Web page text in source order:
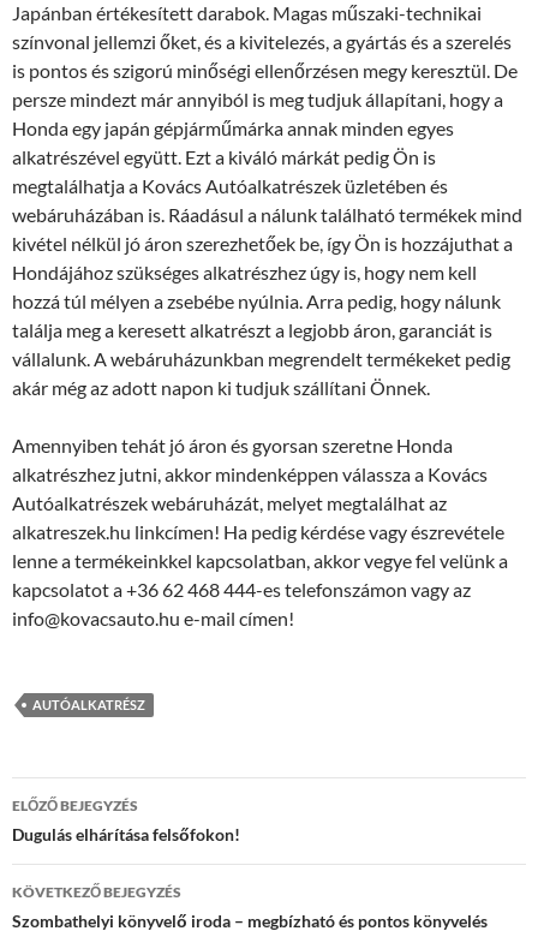
Japánban értékesített darabok. Magas műszaki-technikai
színvonal jellemzi őket, és a kivitelezés, a gyártás és a szerelés
is pontos és szigorú minőségi ellenőrzésen megy keresztül. De
persze mindezt már annyiból is meg tudjuk állapítani, hogy a
Honda egy japán gépjárműmárka annak minden egyes
alkatrészével együtt. Ezt a kiváló márkát pedig Ön is
megtalálhatja a Kovács Autóalkatrészek üzletében és
webáruházában is. Ráadásul a nálunk található termékek mind
kivétel nélkül jó áron szerezhetőek be, így Ön is hozzájuthat a
Hondájához szükséges alkatrészhez úgy is, hogy nem kell
hozzá túl mélyen a zsebébe nyúlnia. Arra pedig, hogy nálunk
találja meg a keresett alkatrészt a legjobb áron, garanciát is
vállalunk. A webáruházunkban megrendelt termékeket pedig
akár még az adott napon ki tudjuk szállítani Önnek.
Amennyiben tehát jó áron és gyorsan szeretne Honda
alkatrészhez jutni, akkor mindenképpen válassza a Kovács
Autóalkatrészek webáruházát, melyet megtalálhat az
alkatreszek.hu linkcímen! Ha pedig kérdése vagy észrevétele
lenne a termékeinkkel kapcsolatban, akkor vegye fel velünk a
kapcsolatot a +36 62 468 444-es telefonszámon vagy az
info@kovacsauto.hu e-mail címen!
AUTÓALKATRÉSZ
Bejegyzés
navigáció
ELŐZŐ BEJEGYZÉS
Dugulás elhárítása felsőfokon!
KÖVETKEZŐ BEJEGYZÉS
Szombathelyi könyvelő iroda – megbízható és pontos könyvelés